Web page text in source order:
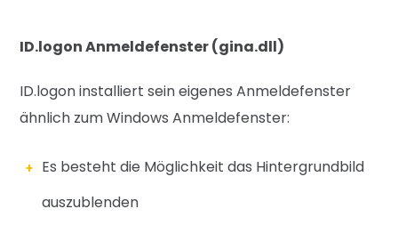
ID.logon Anmeldefenster (gina.dll)
ID.logon installiert sein eigenes Anmeldefenster
ähnlich zum Windows Anmeldefenster:
Es besteht die Möglichkeit das Hintergrundbild
auszublenden